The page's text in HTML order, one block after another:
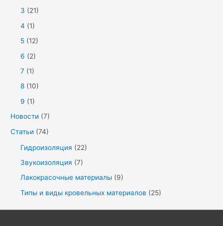
3 (21)
4 (1)
5 (12)
6 (2)
7 (1)
8 (10)
9 (1)
Новости (7)
Статьи (74)
Гидроизоляция (22)
Звукоизоляция (7)
Лакокрасочные материалы (9)
Типы и виды кровельных материалов (25)